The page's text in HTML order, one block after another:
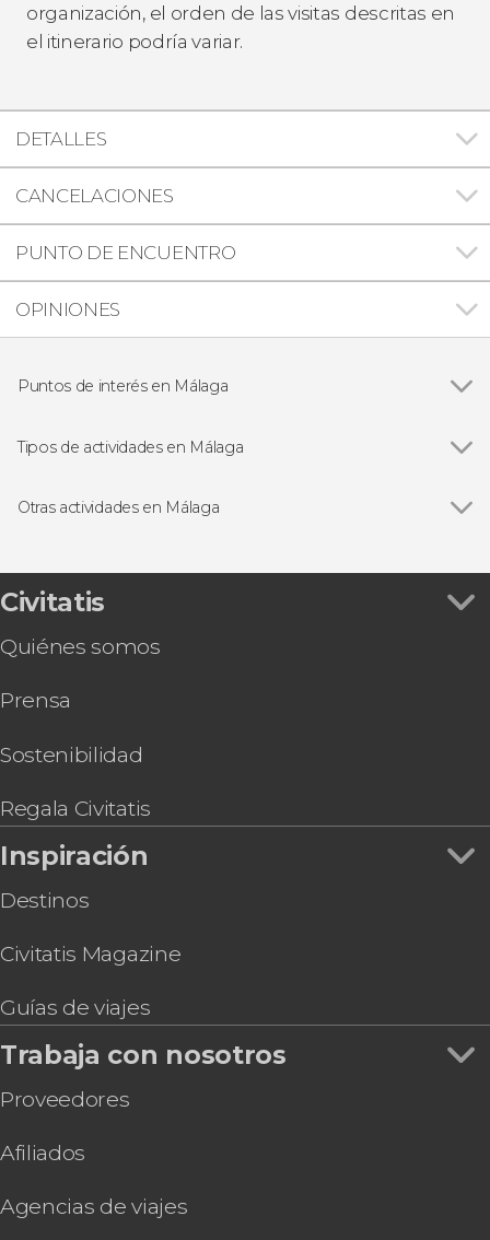
organización, el orden de las visitas descritas en
el itinerario podría variar.
DETALLES
CANCELACIONES
PUNTO DE ENCUENTRO
OPINIONES
Puntos de interés en Málaga
Teatro romano de Málaga
Tipos de actividades en Málaga
Free tours en Málaga
Otras actividades en Málaga
Hammam Al Ándalus, un baño en la historia
Visita guiada por la catedral y alrededores
Visita guiada por el castillo de Gibralfaro
Tour en segway por Málaga
Visita guiada por el Museo Casa Natal Picasso
Civitatis
Quiénes somos
Prensa
Sostenibilidad
Regala Civitatis
Inspiración
Destinos
Civitatis Magazine
Guías de viajes
Trabaja con nosotros
Proveedores
Afiliados
Agencias de viajes